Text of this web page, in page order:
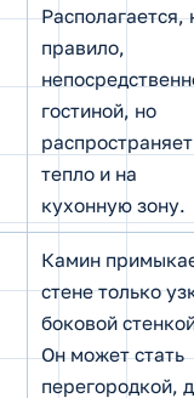
Располагается,
правило,
гостиной, но
распространяет
тепло и на
кухонную зону.
Камин
стене только
боковой
Он может стать
перегородкой,